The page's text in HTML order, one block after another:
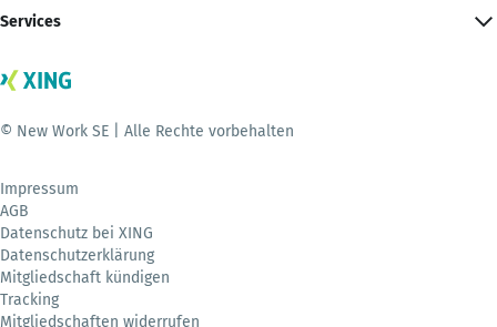
Services
© New Work SE | Alle Rechte vorbehalten
Impressum
AGB
Datenschutz bei XING
Datenschutzerklärung
Mitgliedschaft kündigen
Tracking
Mitgliedschaften widerrufen